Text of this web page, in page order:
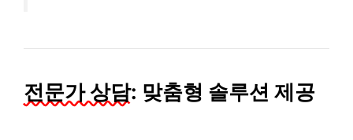
전문가 상담: 맞춤형 솔루션 제공